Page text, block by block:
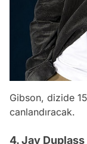
Gibson, dizide
canlandıracak.
4. Jay